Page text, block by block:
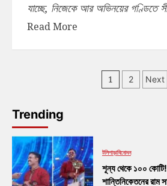
যাচ্ছে, নিজেকে আর অভিনয়ের গণ্ডিতে
Read More
1 2 Next
Trending
টলিপাড়াবিনোদন
শূন্য থেকে ১০০ কোটি!
শান্তিনিকেতনের রাম